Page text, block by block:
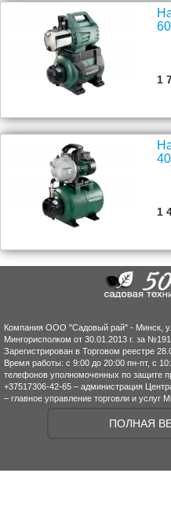
1
1
Компания ООО "Садовый рай" - Минск,
Мингорисполком от 30.01.2013 г. за
Зарегистрирован в Торговом реестре
Время работы: с 9:00 до 20:00 пн-пт, с
телефонов уполномоченных по защите
+37517306-42-65 – администрация
– главное управление торговли и услуг
ПОЛНАЯ